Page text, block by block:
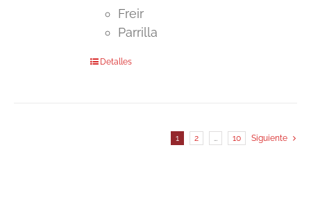
Freir
Parrilla
Este
Detalles
1 2 … 10 Siguiente